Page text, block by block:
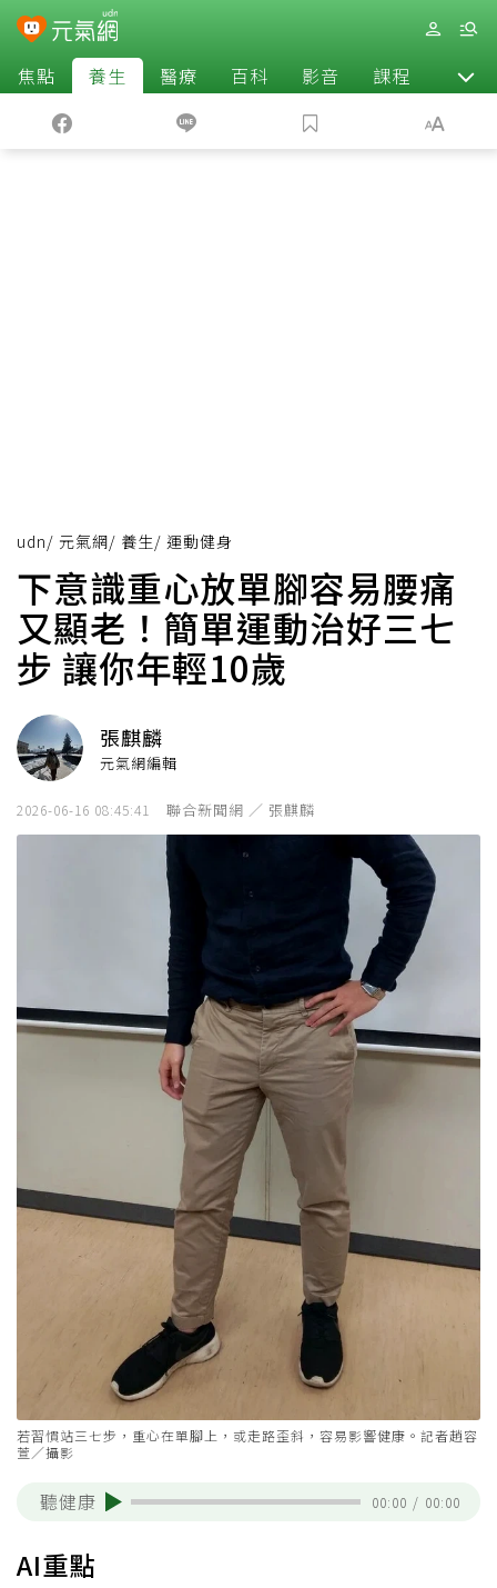
焦點 養生 醫療 百科 影音 課程 退休
udn/ 元氣網/ 養生/ 運動健身
下意識重心放單腳容易腰痛
又顯老！簡單運動治好三七
步 讓你年輕10歲
張麒麟
元氣網編輯
2026-06-16 08:45:41 聯合新聞網 ／ 張麒麟
若習慣站三七步，重心在單腳上，或走路歪斜，容易影響健康。記者趙容
萱／攝影
聽健康 00:00 / 00:00
AI重點